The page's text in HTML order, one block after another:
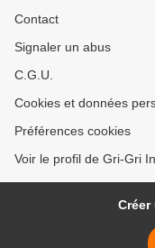
Contact
Signaler un abus
C.G.U.
Cookies et données
Préférences cookies
Voir le profil de Gri-Gri